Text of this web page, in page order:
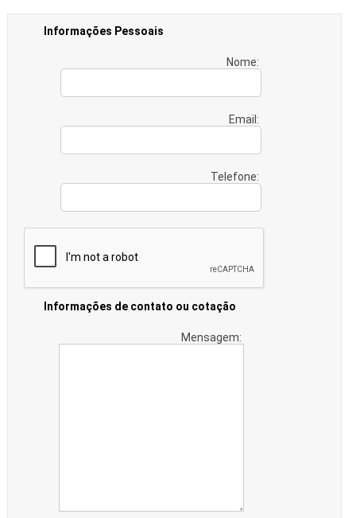
Informações Pessoais
Nome:
Email:
Telefone:
Informações de contato ou cotação
Mensagem: